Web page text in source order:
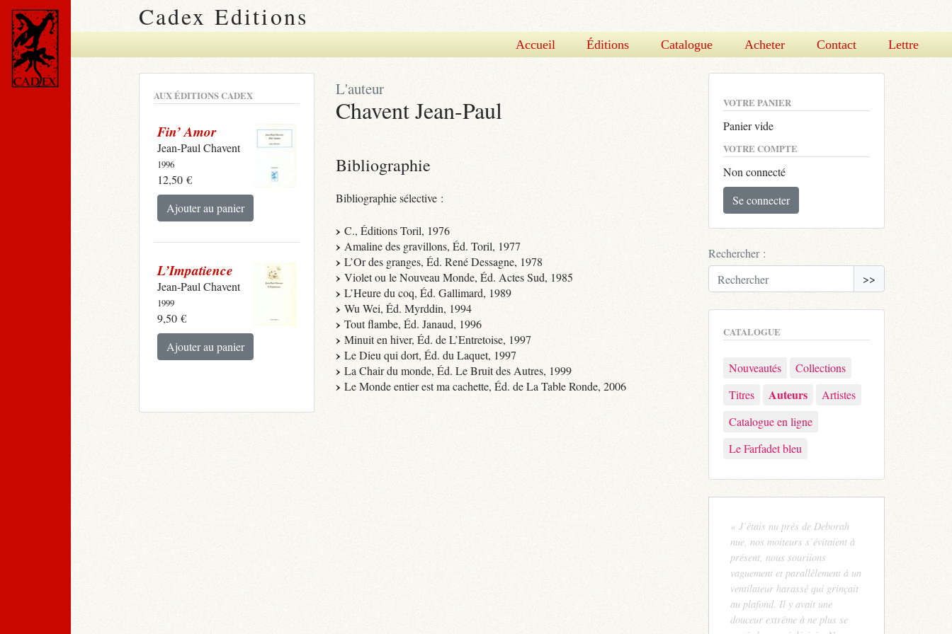
Cadex Editions
Accueil Éditions Catalogue Acheter Contact Lettre
L'auteur
Chavent Jean-Paul
Bibliographie
Bibliographie sélective :
C., Éditions Toril, 1976
Amaline des gravillons, Éd. Toril, 1977
L’Or des granges, Éd. René Dessagne, 1978
Violet ou le Nouveau Monde, Éd. Actes Sud, 1985
L’Heure du coq, Éd. Gallimard, 1989
Wu Wei, Éd. Myrddin, 1994
Tout flambe, Éd. Janaud, 1996
Minuit en hiver, Éd. de L’Entretoise, 1997
Le Dieu qui dort, Éd. du Laquet, 1997
La Chair du monde, Éd. Le Bruit des Autres, 1999
Le Monde entier est ma cachette, Éd. de La Table Ronde, 2006
VOTRE PANIER
Panier vide
VOTRE COMPTE
Non connecté
Se connecter
Rechercher :
>>
CATALOGUE
Nouveautés
Collections
Titres
Auteurs
Artistes
Catalogue en ligne
Le Farfadet bleu
« J’étais nu près de Deborah
nue, nos moiteurs s’évitaient à
présent, nous souriions
vaguement et parallèlement à un
ventilateur harassé qui grinçait
au plafond. Il y avait une
douceur extrême à ne plus se
AUX ÉDITIONS CADEX
Fin’ Amor
Jean-Paul Chavent
1996
12,50 €
Ajouter au panier
L’Impatience
Jean-Paul Chavent
1999
9,50 €
Ajouter au panier